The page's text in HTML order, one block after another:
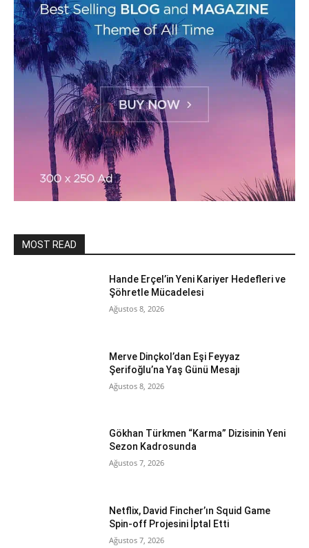
MOST READ
Hande Erçel’in Yeni Kariyer Hedefleri ve
Şöhretle Mücadelesi
Ağustos 8, 2026
Merve Dinçkol’dan Eşi Feyyaz
Şerifoğlu’na Yaş Günü Mesajı
Ağustos 8, 2026
Gökhan Türkmen “Karma” Dizisinin Yeni
Sezon Kadrosunda
Ağustos 7, 2026
Netflix, David Fincher’ın Squid Game
Spin-off Projesini İptal Etti
Ağustos 7, 2026